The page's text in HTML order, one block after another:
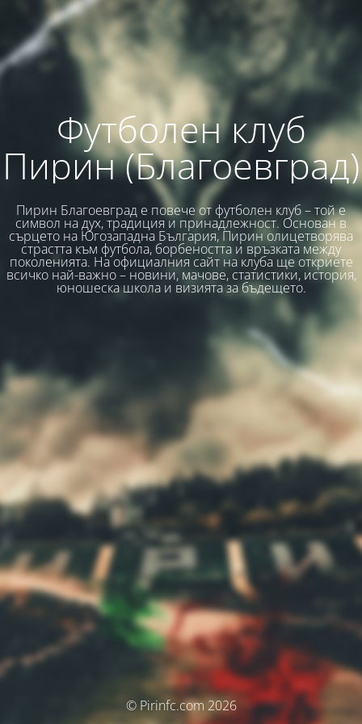
Футболен клуб
Пирин (Благоевград)
Пирин Благоевград е повече от футболен клуб – той е
символ на дух, традиция и принадлежност. Основан в
сърцето на Югозападна България, Пирин олицетворява
страстта към футбола, борбеността и връзката между
поколенията. На официалния сайт на клуба ще откриете
всичко най-важно – новини, мачове, статистики, история,
юношеска школа и визията за бъдещето.
© Pirinfc.com 2026